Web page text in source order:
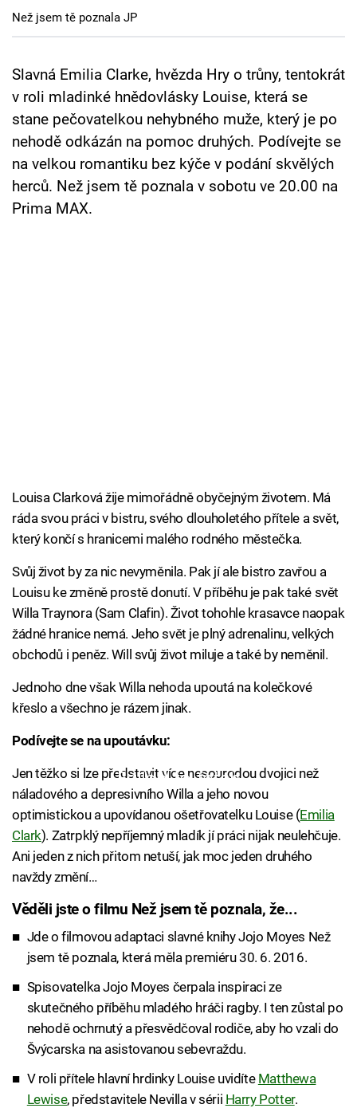
Cool Esport
TV Program
Sledujte prima+
Přihlášení
Než jsem tě poznala JP
Slavná Emilia Clarke, hvězda Hry o trůny, tentokrát
v roli mladinké hnědovlásky Louise, která se
stane pečovatelkou nehybného muže, který je po
nehodě odkázán na pomoc druhých. Podívejte se
na velkou romantiku bez kýče v podání skvělých
herců. Než jsem tě poznala v sobotu ve 20.00 na
Prima MAX.
Louisa Clarková žije mimořádně obyčejným životem. Má
ráda svou práci v bistru, svého dlouholetého přítele a svět,
který končí s hranicemi malého rodného městečka.
Svůj život by za nic nevyměnila. Pak jí ale bistro zavřou a
Louisu ke změně prostě donutí. V příběhu je pak také svět
Willa Traynora (Sam Clafin). Život tohohle krasavce naopak
žádné hranice nemá. Jeho svět je plný adrenalinu, velkých
obchodů i peněz. Will svůj život miluje a také by neměnil.
Jednoho dne však Willa nehoda upoutá na kolečkové
křeslo a všechno je rázem jinak.
Podívejte se na upoutávku:
Failed to fetch
Jen těžko si lze představit více nesourodou dvojici než
náladového a depresivního Willa a jeho novou
optimistickou a upovídanou ošetřovatelku Louise (Emilia
Clark). Zatrpklý nepříjemný mladík jí práci nijak neulehčuje.
Ani jeden z nich přitom netuší, jak moc jeden druhého
navždy změní…
Věděli jste o filmu Než jsem tě poznala, že...
Jde o filmovou adaptaci slavné knihy Jojo Moyes Než
jsem tě poznala, která měla premiéru 30. 6. 2016.
Spisovatelka Jojo Moyes čerpala inspiraci ze
skutečného příběhu mladého hráči ragby. I ten zůstal po
nehodě ochrnutý a přesvědčoval rodiče, aby ho vzali do
Švýcarska na asistovanou sebevraždu.
V roli přítele hlavní hrdinky Louise uvidíte Matthewa
Lewise, představitele Nevilla v sérii Harry Potter.